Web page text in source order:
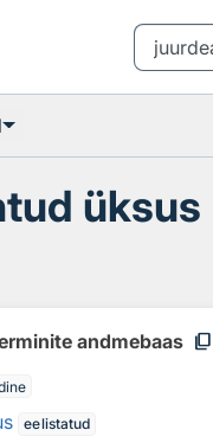
üksus
andmebaas content_copy
eelistatud